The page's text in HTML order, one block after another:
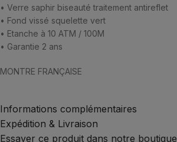
• Verre saphir biseauté traitement antireflet
• Fond vissé squelette vert
• Etanche à 10 ATM / 100M
• Garantie 2 ans
MONTRE FRANÇAISE
Informations complémentaires
Expédition & Livraison
Essayer ce produit dans notre boutique